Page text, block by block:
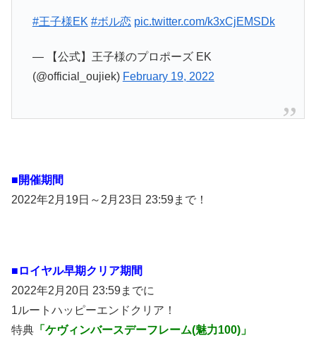
#王子様EK #ボル恋 pic.twitter.com/k3xCjEMSDk
— 【公式】王子様のプロポーズ EK
(@official_oujiek) February 19, 2022
■開催期間
2022年2月19日～2月23日 23:59まで！
■ ロイヤル早期クリア期間
2022年2月20日 23:59までに
1ルートハッピーエンドクリア！
特典 「ケヴィンバースデーフレーム(魅力100)」